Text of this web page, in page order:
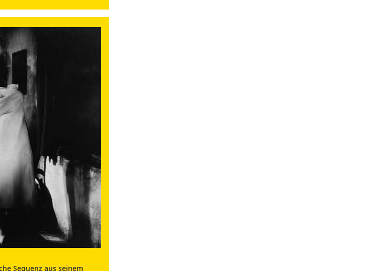
Sequenz aus seinem